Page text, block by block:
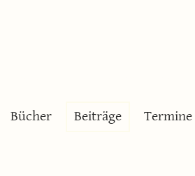
Bücher Beiträge Termine